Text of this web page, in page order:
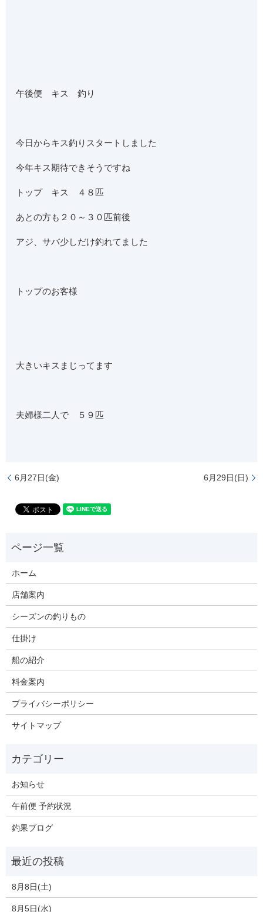
午後便 キス 釣り
今日からキス釣りスタートしました
今年キス期待できそうですね
トップ キス ４８匹
あとの方も２０～３０匹前後
アジ、サバ少しだけ釣れてました
トップのお客様
大きいキスまじってます
夫婦様二人で ５９匹
6月27日(金) 6月29日(日)
ホーム
店舗案内
シーズンの釣りもの
仕掛け
船の紹介
料金案内
プライバシーポリシー
サイトマップ
お知らせ
午前便 予約状況
釣果ブログ
8月8日(土)
8月5日(水)